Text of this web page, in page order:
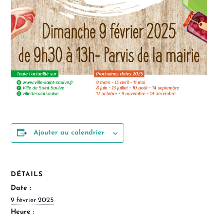
Ajouter au calendrier
DÉTAILS
Date :
9 février 2025
Heure :